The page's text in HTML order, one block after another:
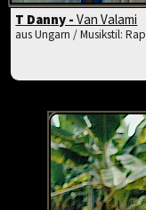
T Danny -Van Valami
aus Ungarn / Musikstil: Rap